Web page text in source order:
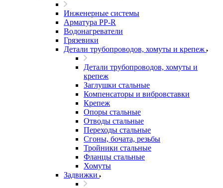
Инженерные системы
Арматура PP-R
Водонагреватели
Грязевики
Детали трубопроводов, хомуты и крепеж
Детали трубопроводов, хомуты и
крепеж
Заглушки стальные
Компенсаторы и вибровставки
Крепеж
Опоры стальные
Отводы стальные
Переходы стальные
Сгоны, бочата, резьбы
Тройники стальные
Фланцы стальные
Хомуты
Задвижки